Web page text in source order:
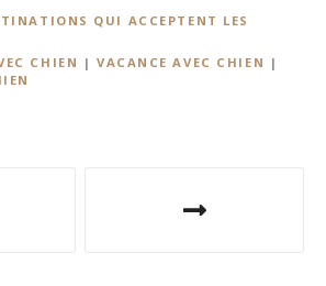
QUI ACCEPTENT LES
CHIEN | VACANCE AVEC CHIEN |